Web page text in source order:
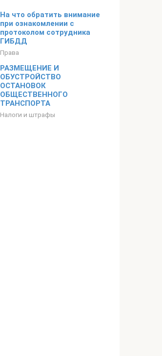
На что обратить внимание
при ознакомлении с
протоколом сотрудника
ГИБДД
Права
РАЗМЕЩЕНИЕ И
ОБУСТРОЙСТВО
ОСТАНОВОК
ОБЩЕСТВЕННОГО
ТРАНСПОРТА
Налоги и штрафы